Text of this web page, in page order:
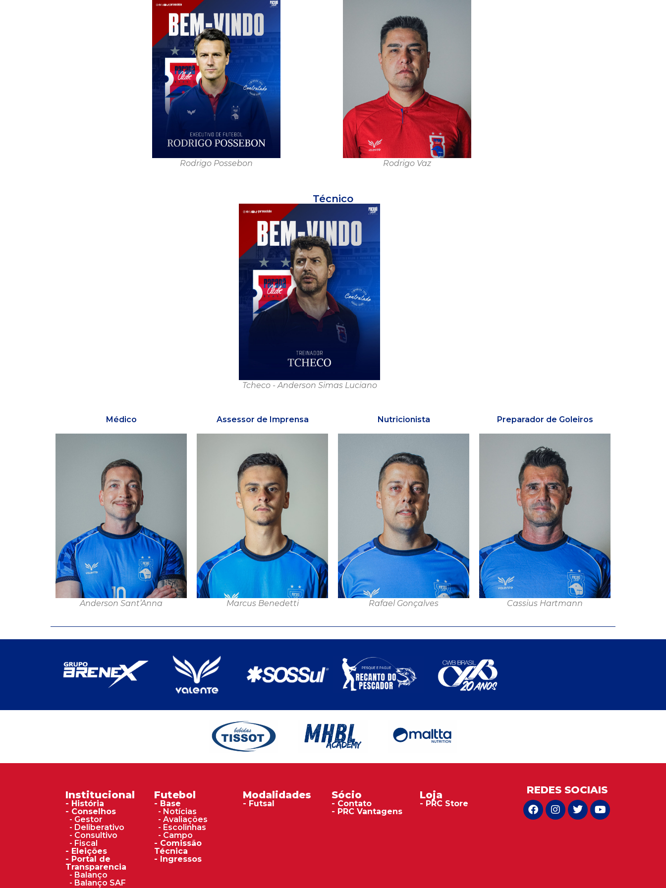
Rodrigo Possebon Rodrigo Vaz
Técnico
Tcheco - Anderson Simas Luciano
Médico
Anderson Sant’Anna
Assessor de Imprensa
Marcus Benedetti
Nutricionista​
Rafael Gonçalves
Preparador de Goleiros
Cassius Hartmann
Institucional
- História
- Conselhos
- Gestor
- Deliberativo
- Consultivo
- Fiscal
- Eleições
- Portal de
Transparencia
- Balanço
- Balanço SAF
Futebol
- Base
- Notícias
- Avaliações
- Escolinhas
- Campo
- Comissão
Técnica
- Ingressos
Modalidades
- Futsal
Sócio
- Contato
- PRC Vantagens
Loja
- PRC Store
REDES SOCIAIS